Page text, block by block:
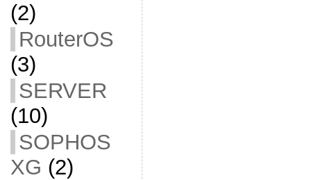
(2)
RouterOS
(3)
SERVER
(10)
SOPHOS
XG (2)